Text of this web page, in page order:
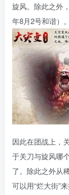
旋风。除此之外
年8月2号和谐）。
因此在团战上，
于关刀与旋风哪
了。除此之外从
可以用“烂大街”